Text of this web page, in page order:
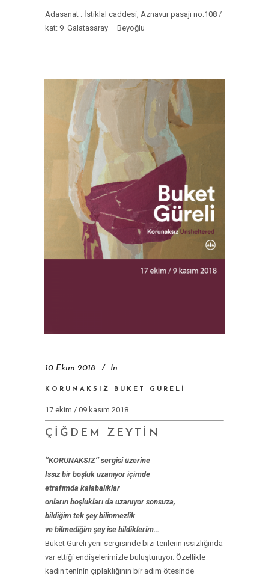
Adasanat : İstiklal caddesi, Aznavur pasajı no:108 /
kat: 9 Galatasaray – Beyoğlu
10 Ekim 2018 In
KORUNAKSIZ BUKET GÜRELİ
17 ekim / 09 kasım 2018
ÇİĞDEM ZEYTİN
‘’KORUNAKSIZ’’ sergisi üzerine
Issız bir boşluk uzanıyor içimde
etrafımda kalabalıklar
onların boşlukları da uzanıyor sonsuza,
bildiğim tek şey bilinmezlik
ve bilmediğim şey ise bildiklerim…
Buket Güreli yeni sergisinde bizi tenlerin ıssızlığında
var ettiği endişelerimizle buluşturuyor. Özellikle
kadın teninin çıplaklığının bir adım ötesinde